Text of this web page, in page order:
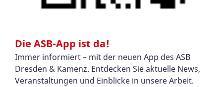
Die ASB-App ist da!
Immer informiert – mit der neuen App des ASB
Dresden & Kamenz. Entdecken Sie aktuelle News,
Veranstaltungen und Einblicke in unsere Arbeit.